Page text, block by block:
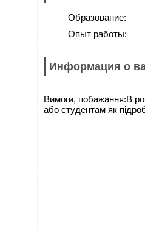
Образование:
Опыт работы:
Информация о
Вимоги, побажання:В
або студентам як